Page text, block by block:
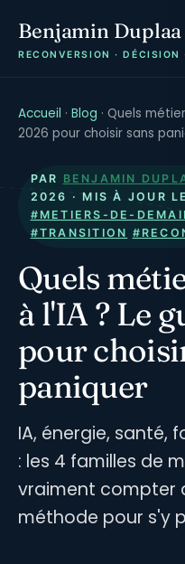
Benjamin Duplaa
RECONVERSION · DÉCISION
Accueil · Blog · Quels
2026 pour choisir sans
PAR BENJAMIN
2026 · MIS À JOUR
#METIERS-DE-
#TRANSITION
Quels
à l'IA ? Le
pour
paniquer
IA, énergie, santé,
: les 4 familles de
vraiment compter
méthode pour s'y